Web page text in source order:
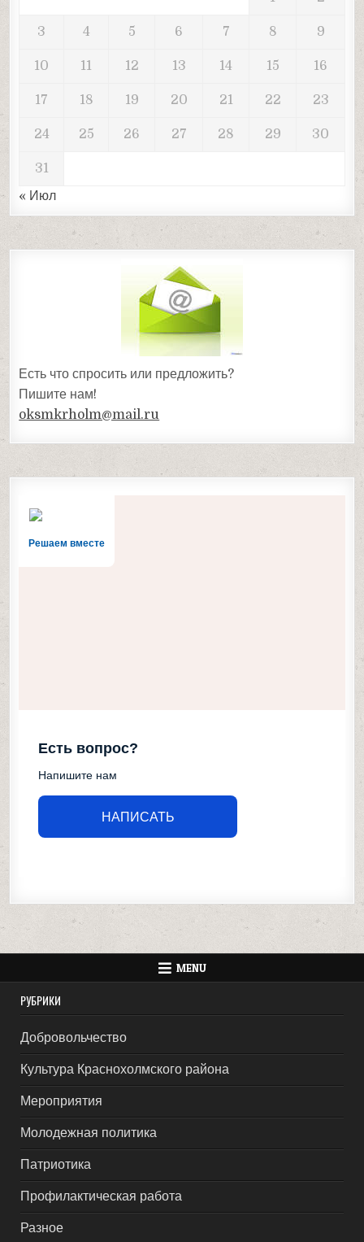
3 4 5 6 7 8 9
10 11 12 13 14 15 16
17 18 19 20 21 22 23
24 25 26 27 28 29 30
31
« Июл
Есть что спросить или предложить?
Пишите нам!
oksmkrholm@mail.ru
Решаем вместе
Есть вопрос?
Напишите нам
НАПИСАТЬ
MENU
РУБРИКИ
Добровольчество
Культура Краснохолмского района
Мероприятия
Молодежная политика
Патриотика
Профилактическая работа
Разное